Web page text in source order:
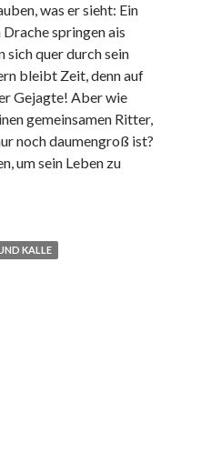
was er sieht: Ein
springen ais
sich quer durch sein
bleibt Zeit, denn auf
Gejagte! Aber wie
gemeinsamen Ritter,
noch daumengroß ist?
um sein Leben zu
KALLE